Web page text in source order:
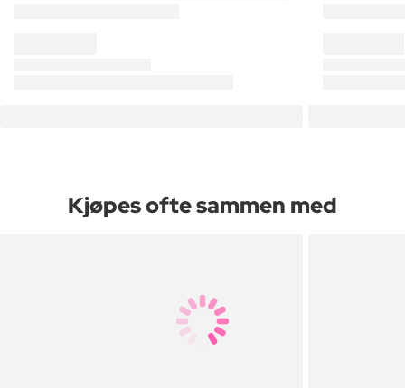
Kjøpes ofte sammen med